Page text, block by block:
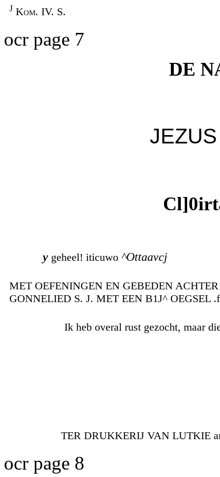
J Kom. IV. S.
ocr page 7
DE
JEZUS
ygeheel! iticuwo^Ottaavcj
MET OEFENINGEN EN GEBEDEN
GONNELIED S. J. MET EEN B1J^ OEGSEL .f
Ik heb overal rust gezocht, maar
TER DRUKKERIJ VAN LUTKIE
ocr page 8